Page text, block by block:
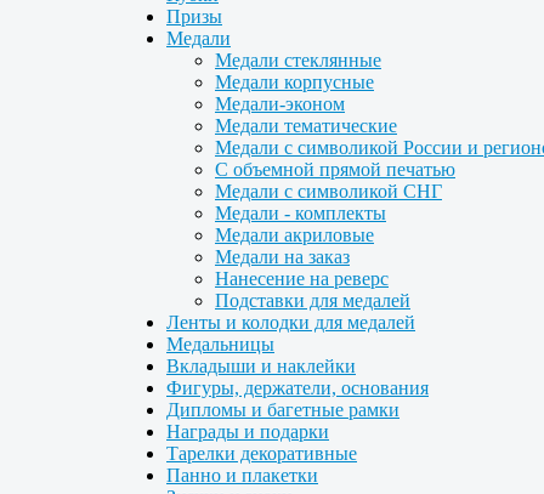
Призы
Медали
Медали стеклянные
Медали корпусные
Медали-эконом
Медали тематические
Медали с символикой России и
С объемной прямой печатью
Медали с символикой СНГ
Медали - комплекты
Медали акриловые
Медали на заказ
Нанесение на реверс
Подставки для медалей
Ленты и колодки для медалей
Медальницы
Вкладыши и наклейки
Фигуры, держатели, основания
Дипломы и багетные рамки
Награды и подарки
Тарелки декоративные
Панно и плакетки